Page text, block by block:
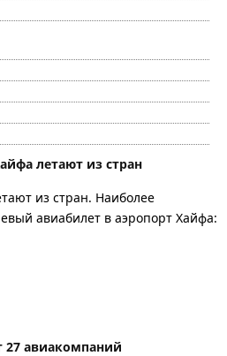
летают из стран
из стран. Наиболее
авиабилет в аэропорт Хайфа:
27 авиакомпаний